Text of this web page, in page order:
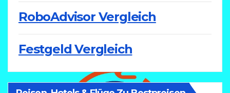
RoboAdvisor Vergleich
Festgeld Vergleich